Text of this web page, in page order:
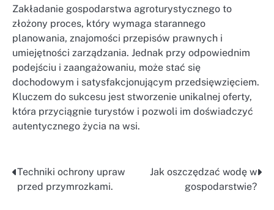
Zakładanie gospodarstwa agroturystycznego to
złożony proces, który wymaga starannego
planowania, znajomości przepisów prawnych i
umiejętności zarządzania. Jednak przy odpowiednim
podejściu i zaangażowaniu, może stać się
dochodowym i satysfakcjonującym przedsięwzięciem.
Kluczem do sukcesu jest stworzenie unikalnej oferty,
która przyciągnie turystów i pozwoli im doświadczyć
autentycznego życia na wsi.
Nawigacja
wpisu
Techniki ochrony upraw
przed przymrozkami.
Jak oszczędzać wodę w
gospodarstwie?